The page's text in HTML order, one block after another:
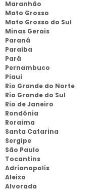
Maranhão
Mato Grosso
Mato Grosso do Sul
Minas Gerais
Paraná
Paraíba
Pará
Pernambuco
Piauí
Rio Grande do Norte
Rio Grande do Sul
Rio de Janeiro
Rondônia
Roraima
Santa Catarina
Sergipe
São Paulo
Tocantins
Adrianopolis
Aleixo
Alvorada